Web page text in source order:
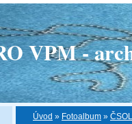
VPM -
Úvod » Fotoalbum » ČSOL